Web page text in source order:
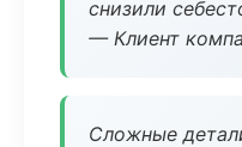
снизили
— Клиент
Сложные